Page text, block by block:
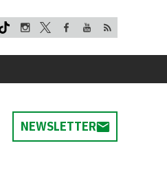
NEWSLETTER